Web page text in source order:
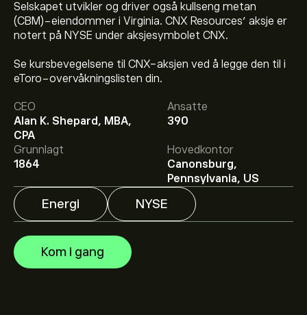
Selskapet utvikler og driver også kullseng metan
(CBM)-eiendommer i Virginia. CNX Resources’ aksje er
notert på NYSE under aksjesymbolet CNX.
Se kursbevegelsene til CNX-aksjen ved å legge den til i
eToro-overvåkningslisten din.
CEO
Alan K. Shepard, MBA,
CPA
Ansatte
390
Grunnlagt
1864
Hovedkontor
Canonsburg,
Pennsylvania, US
Energi NYSE
Kom i gang
Den nåværende prisen på CNX er 35.14‎$‎.
Det gjennomsnittlige kursmålet for CNX Resources
Corp er 35.14‎$‎.
på eToro for detaljerte
forventninger og kursmål fra analytikere.
Analytikere gir forventninger for CNX Resources Corp
basert på markedstrender, finansielle rapporter og
forventet vekst. Sjekk de nyeste forventningene for
fremtidige prisbevegelser.
Markedsverdien til CNX Resources Corp er 5.2B‎$‎